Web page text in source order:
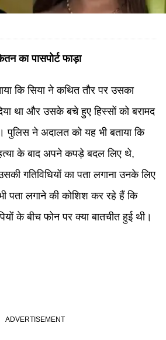
का पासपोर्ट फाड़ा
कि सिया ने कथित तौर पर उसका
था और उसके बचे हुए हिस्सों को बरामद
पुलिस ने अदालत को यह भी बताया कि
के बाद अपने कपड़े बदल लिए थे,
गतिविधियों का पता लगाना उनके लिए
पता लगाने की कोशिश कर रहे हैं कि
के बीच फोन पर क्या बातचीत हुई थी।